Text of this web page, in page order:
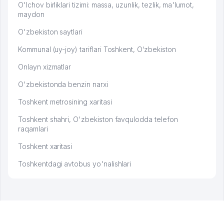
O'lchov birliklari tizimi: massa, uzunlik, tezlik, ma'lumot,
maydon
O'zbekiston saytlari
Kommunal (uy-joy) tariflari Toshkent, O‘zbekiston
Onlayn xizmatlar
O'zbekistonda benzin narxi
Toshkent metrosining xaritasi
Toshkent shahri, O'zbekiston favqulodda telefon
raqamlari
Toshkent xaritasi
Toshkentdagi avtobus yo'nalishlari